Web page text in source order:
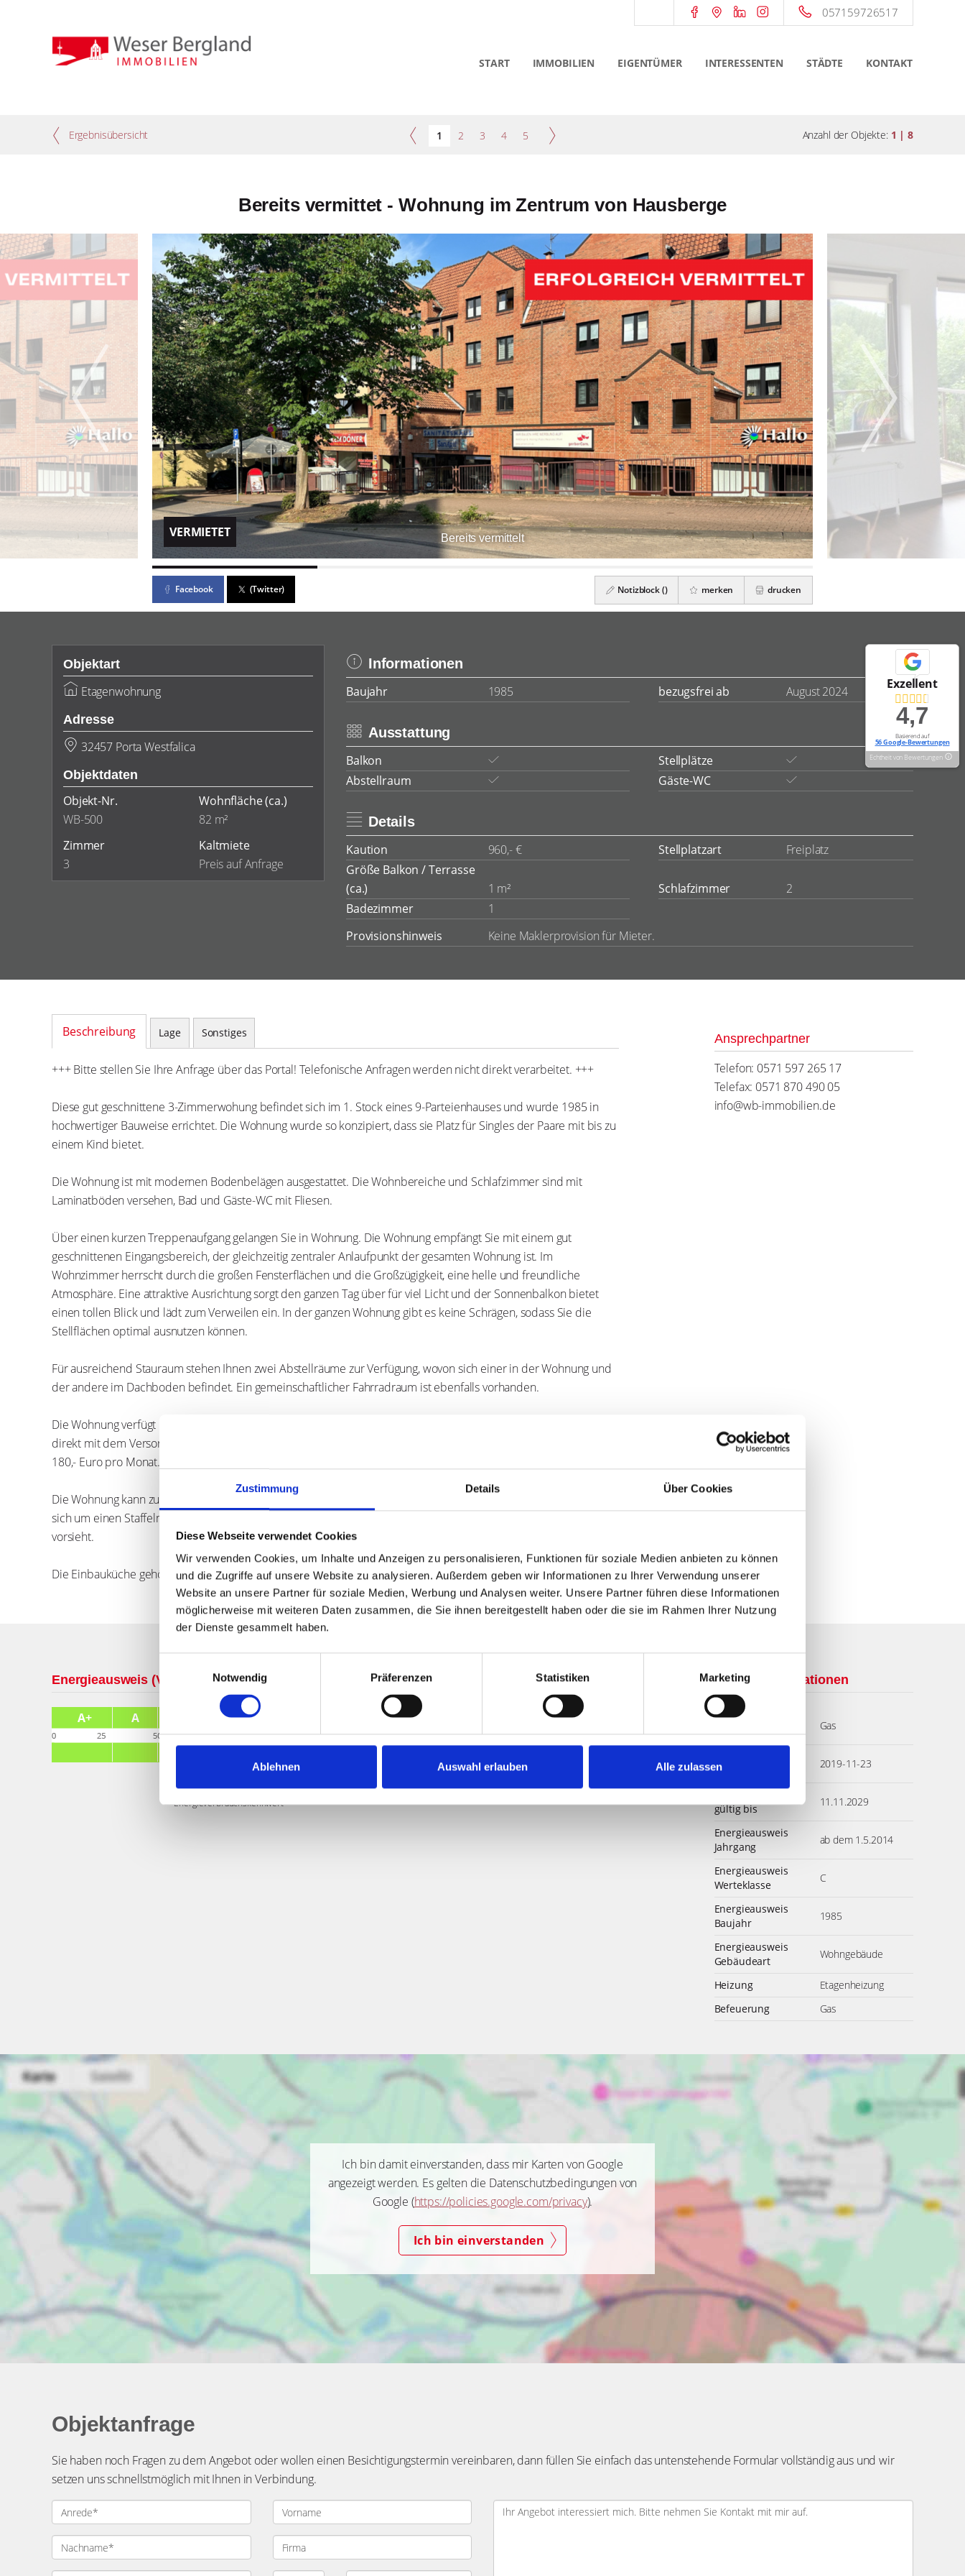
Zustimmung Details Über Cookies
Diese Webseite verwendet Cookies
Wir verwenden Cookies, um Inhalte und Anzeigen zu personalisieren, Funktionen für soziale Medien anbieten zu können
und die Zugriffe auf unsere Website zu analysieren. Außerdem geben wir Informationen zu Ihrer Verwendung unserer
Website an unsere Partner für soziale Medien, Werbung und Analysen weiter. Unsere Partner führen diese Informationen
möglicherweise mit weiteren Daten zusammen, die Sie ihnen bereitgestellt haben oder die sie im Rahmen Ihrer Nutzung
der Dienste gesammelt haben.
Notwendig
Präferenzen Statistiken Marketing
Ablehnen Auswahl erlauben Alle zulassen
057159726517
START IMMOBILIEN EIGENTÜMER INTERESSENTEN STÄDTE KONTAKT
Ergebnisübersicht 1 2 3 4 5 Anzahl der Objekte: 1 | 8
Bereits vermittet - Wohnung im Zentrum von Hausberge
Bereits vermittelt
VERMIETET
Facebook (Twitter) Notizblock ( merken drucken
Objektart
Etagenwohnung
Adresse
32457 Porta Westfalica
Objektdaten
Objekt-Nr.
WB-500
Wohnfläche(ca.)
82 m²
Zimmer
3
Kaltmiete
Preis auf Anfrage
Informationen
Baujahr 1985 bezugsfrei ab August 2024
Ausstattung
Balkon
Stellplätze
Abstellraum
Gäste-WC
Details
Kaution 960,- € Stellplatzart
Freiplatz
Größe Balkon / Terrasse (ca.)
Badezimmer
1
Provisionshinweis Keine Maklerprovision für Mieter.
Beschreibung
+++ Bitte stellen Sie Ihre Anfrage über das Portal! Telefonische Anfragen werden nicht direkt verarbeitet. +++
Bauweise errichtet. Die Wohnung wurde so konzipiert, dass sie Platz für Singles der Paare mit bis zu einem Kind bietet.
Die Wohnung ist mit modernen Bodenbelägen ausgestattet. Die Wohnbereiche und Schlafzimmer sind mit Laminatböden
Über einen kurzen Treppenaufgang gelangen Sie in Wohnung. Die Wohnung empfängt Sie mit einem gut geschnittenen
Fensterflächen und die Großzügigkeit, eine helle und freundliche Atmosphäre. Eine attraktive Ausrichtung sorgt den ganzen Tag
über für viel Licht und der Sonnenbalkon bietet einen tollen Blick und lädt zum Verweilen ein. In der ganzen Wohnung gibt es
keine Schrägen, sodass Sie die Stellflächen optimal ausnutzen können.
Für ausreichend Stauraum stehen Ihnen zwei Abstellräume zur Verfügung, wovon sich einer in der Wohnung und der andere im
Dachboden befindet. Ein gemeinschaftlicher Fahrradraum ist ebenfalls vorhanden.
Die Wohnung verfügt über eine Gas-Etagenheizung. Die Kosten für die Beheizung und Strom werden vom Mieter direkt mit
dem Versorgungsunternehmen abgerechnet. Der Abschlag des aktuellen Mieters betrug hierfür rund 180,- Euro pro Monat.
Die Wohnung kann zum 01.08.2024 bezogen werden. Der Mietlaufzeit wird als unbefristet vereinbart. Es handelt sich um einen
Staffelmietvertrag, welcher nach 24 und 48 Monaten eine Erhöhung der Kaltmiete um 20,- Euro vorsieht.
Telefon: 0571 597 265 17
Telefax: 0571 870 490 05
info@wb-immobilien.de
Energieausweis (Verbrauchsausweis)
83 kWh / (m²*a)
Energieverbrauchskennwert
Weitere Informationen
Ausstelldatum
Energieausweis gültig
bis
Werteklasse
Energieausweis
Baujahr
Energieausweis
Gebäudeart
Heizung
Befeuerung Gas
Ich bin damit einverstanden, dass mir Karten von Google angezeigt
werden. Es gelten die Datenschutzbedingungen von Google
https://policies.google.com/privacy
Ich bin einverstanden
Objektanfrage
Sie haben noch Fragen zu dem Angebot oder wollen einen Besichtigungstermin vereinbaren, dann füllen Sie einfach das untenstehende Formular vollständig aus und wir setzen uns
Ich habe die
zur Kenntnis genommen. Ich stimme zu, dass meine Angaben und
Daten zur Beantwortung meiner Anfrage elektronisch erhoben und gespeichert werden.
Exzellent
4,7
Basierend auf
56 Google-Bewertungen
Echtheit von Bewertungen